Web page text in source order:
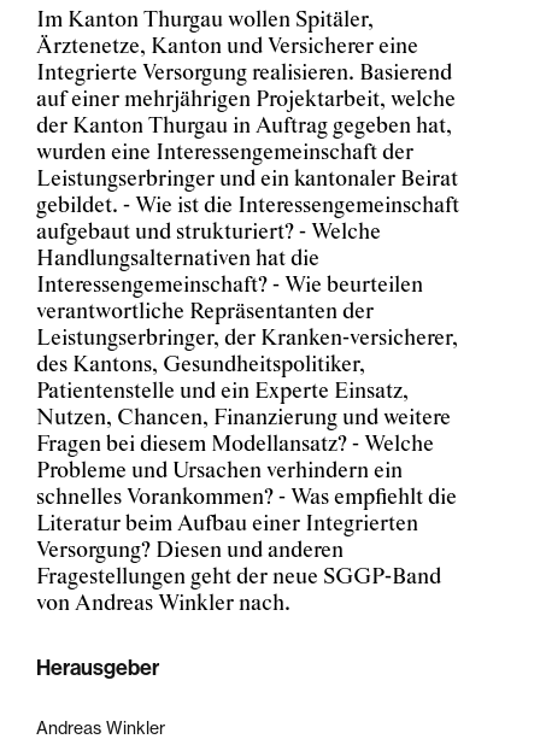
Im Kanton Thurgau wollen Spitäler,
Ärztenetze, Kanton und Versicherer eine
Integrierte Versorgung realisieren. Basierend
auf einer mehrjährigen Projektarbeit, welche
der Kanton Thurgau in Auftrag gegeben hat,
wurden eine Interessengemeinschaft der
Leistungserbringer und ein kantonaler Beirat
gebildet. - Wie ist die Interessengemeinschaft
aufgebaut und strukturiert? - Welche
Handlungsalternativen hat die
Interessengemeinschaft? - Wie beurteilen
verantwortliche Repräsentanten der
Leistungserbringer, der Kranken-versicherer,
des Kantons, Gesundheitspolitiker,
Patientenstelle und ein Experte Einsatz,
Nutzen, Chancen, Finanzierung und weitere
Fragen bei diesem Modellansatz? - Welche
Probleme und Ursachen verhindern ein
schnelles Vorankommen? - Was empfiehlt die
Literatur beim Aufbau einer Integrierten
Versorgung? Diesen und anderen
Fragestellungen geht der neue SGGP-Band
von Andreas Winkler nach.
Herausgeber
Andreas Winkler